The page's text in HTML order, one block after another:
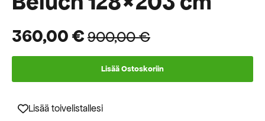
900,00€
Alkuperäinen
oli:
900,00 €.
360,00€
Nykyinen
on:
360,00 €.
Lisää Ostoskoriin
Lisää toivelistallesi